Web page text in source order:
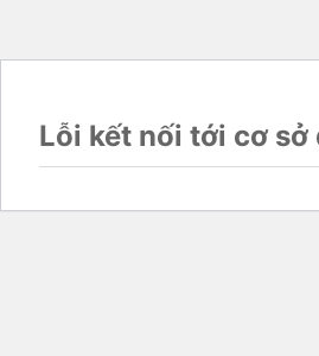
Lỗi kết nối tới cơ sở